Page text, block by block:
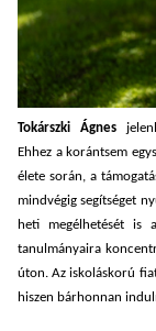
Tokárszki Ágnes
Ehhez a korántsem
élete során, a
mindvégig segítséget
heti megélhetését is
tanulmányaira
úton. Az iskoláskorú
hiszen bárhonnan